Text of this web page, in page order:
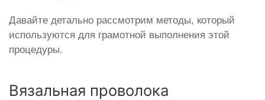
Давайте детально рассмотрим методы, который
используются для грамотной выполнения этой
процедуры.
Вязальная проволока